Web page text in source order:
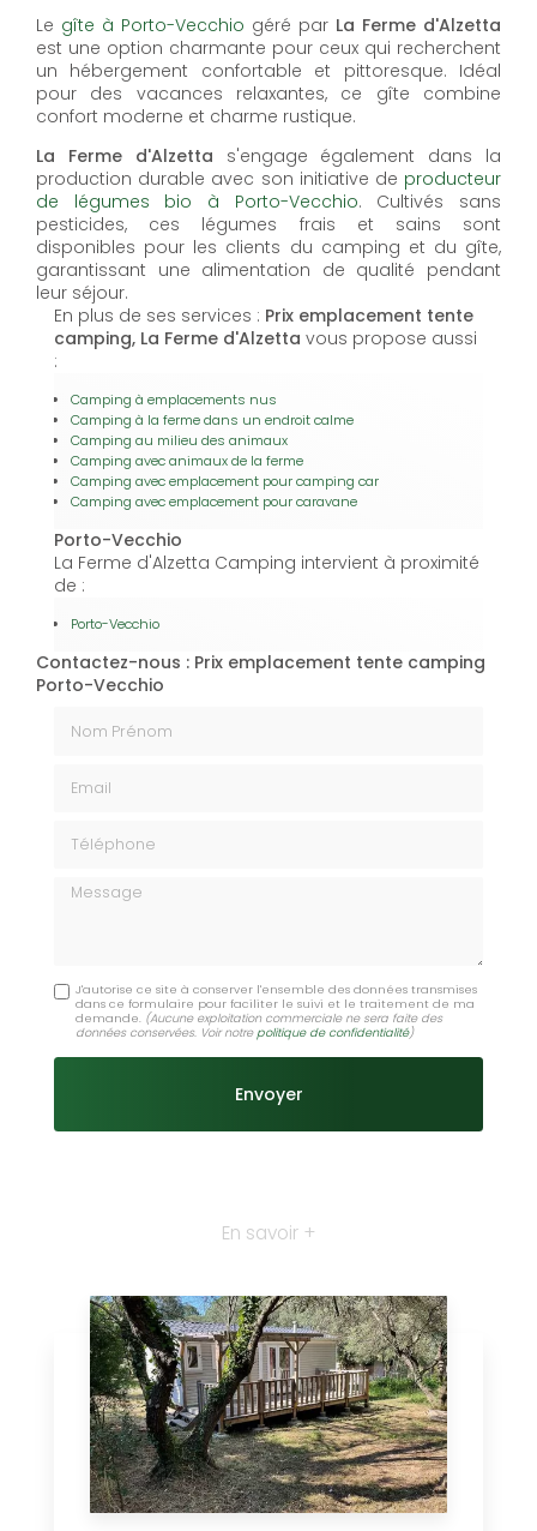
Le gîte à Porto-Vecchio géré par La Ferme d'Alzetta
est une option charmante pour ceux qui recherchent
un hébergement confortable et pittoresque. Idéal
pour des vacances relaxantes, ce gîte combine
confort moderne et charme rustique.
La Ferme d'Alzetta s'engage également dans la
production durable avec son initiative de producteur
de légumes bio à Porto-Vecchio. Cultivés sans
pesticides, ces légumes frais et sains sont
disponibles pour les clients du camping et du gîte,
garantissant une alimentation de qualité pendant
leur séjour.
En plus de ses services : Prix emplacement tente
camping, La Ferme d'Alzetta vous propose aussi
:
Camping à emplacements nus
Camping à la ferme dans un endroit calme
Camping au milieu des animaux
Camping avec animaux de la ferme
Camping avec emplacement pour camping car
Camping avec emplacement pour caravane
Porto-Vecchio
La Ferme d'Alzetta Camping intervient à proximité
de :
Porto-Vecchio
Contactez-nous : Prix emplacement tente camping
Porto-Vecchio
Message
J'autorise ce site à conserver l'ensemble des données transmises
dans ce formulaire pour faciliter le suivi et le traitement de ma
demande. (Aucune exploitation commerciale ne sera faite des
données conservées. Voir notrepolitique de confidentialité)
En savoir +